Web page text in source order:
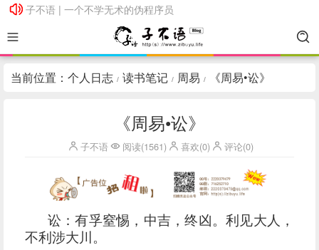
子不语 | 一个不学无术的伪程序员
子不语 | 一个不学无术的伪程序员
当前位置： 个人日志 / 读书笔记 / 周易 / 《周易•讼》
《周易•讼》
子不语 阅读(1561) 喜欢(0) 评论(0)
讼：有孚窒惕，中吉，终凶。利见大人，
不利涉大川。